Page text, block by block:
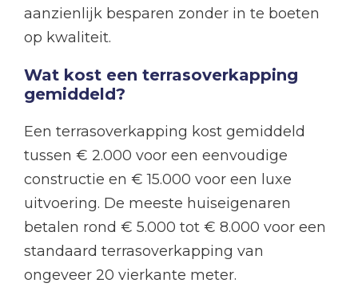
aanzienlijk besparen zonder in te boeten
op kwaliteit.
Wat kost een terrasoverkapping
gemiddeld?
Een terrasoverkapping kost gemiddeld
tussen € 2.000 voor een eenvoudige
constructie en € 15.000 voor een luxe
uitvoering. De meeste huiseigenaren
betalen rond € 5.000 tot € 8.000 voor een
standaard terrasoverkapping van
ongeveer 20 vierkante meter.